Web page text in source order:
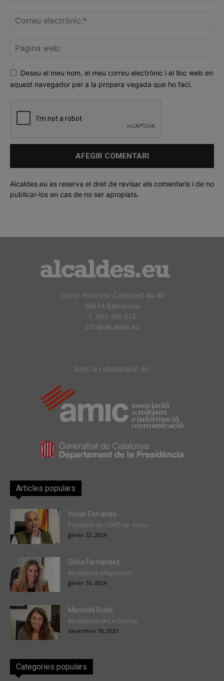
Deseu el meu nom, el meu correu electrònic i el lloc web en
aquest navegador per a la propera vegada que ho faci.
Alcaldes.eu es reserva el dret de revisar els comentaris i de no
publicar-los en cas de no ser apropiats.
Carrer Francesc Carbonell 46-48
08034 Barcelona
T. 933 390 812
info@alcaldes.eu
Amb la col·laboració de:
Articles populars
Victor Ferrando
President de l'EMD de Jesús
gener 22, 2024
Sílvia Fernández
Alcaldessa d'Agramunt
gener 10, 2024
Meritxell Budó
Alcaldessa de La Garriga
desembre 18, 2023
Categories populars